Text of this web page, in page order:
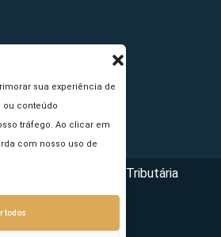
sua experiência de
ou conteúdo
tráfego. Ao clicar em
com nosso uso de
todos
- Portal da Reforma Tributária